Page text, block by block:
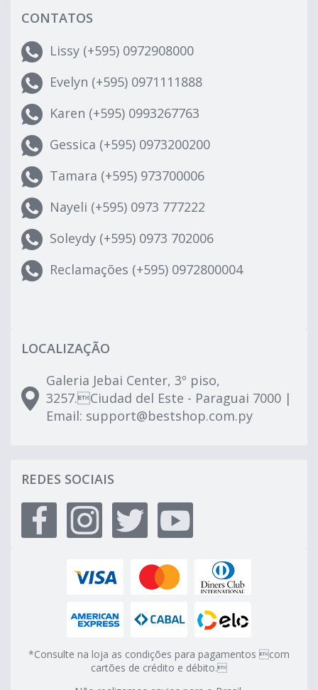
CONTATOS
Lissy (+595) 0972908000
Evelyn (+595) 0971111888
Karen (+595) 0993267763
Gessica (+595) 0973200200
Tamara (+595) 973700006
Nayeli (+595) 0973 777222
Soleydy (+595) 0973 702006
Reclamações (+595) 0972800004
LOCALIZAÇÃO
Galeria Jebai Center, 3º piso,
3257.Ciudad del Este - Paraguai 7000 |
Email: support@bestshop.com.py
REDES SOCIAIS
*Consulte na loja as condições para pagamentos com
cartões de crédito e débito.